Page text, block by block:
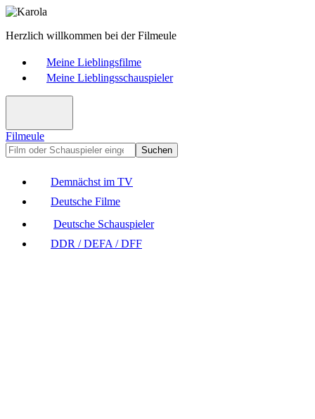
Herzlich willkommen bei der Filmeule
Meine Lieblingsfilme
Meine Lieblingsschauspieler
Filmeule
Suchen
Demnächst im TV
Deutsche Filme
Deutsche Schauspieler
DDR / DEFA / DFF